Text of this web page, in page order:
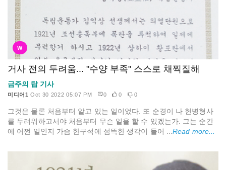
W
거사 전의 두려움... "수양 부족" 스스로 채찍질해
금주의 탑 기사
미디어1 Oct 30 2022 05:07 PM 0 0 0
그것은 물론 처음부터 알고 있는 일이었다. 또 순경이 나 헌병형사
를 두려워하고서야 처음부터 무슨 일을 할 수 있겠는가. 그는 순간
에 어쩐 일인지 가슴 한구석에 섬뜩한 생각이 들어 ...Read more...